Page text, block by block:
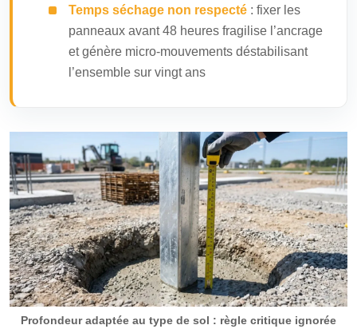
Temps séchage non respecté : fixer les
panneaux avant 48 heures fragilise l’ancrage
et génère micro-mouvements déstabilisant
l’ensemble sur vingt ans
Profondeur adaptée au type de sol : règle critique ignorée